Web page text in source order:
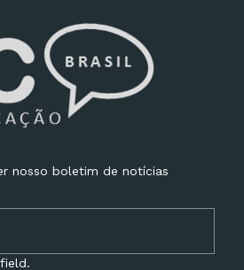
nosso boletim de notícias